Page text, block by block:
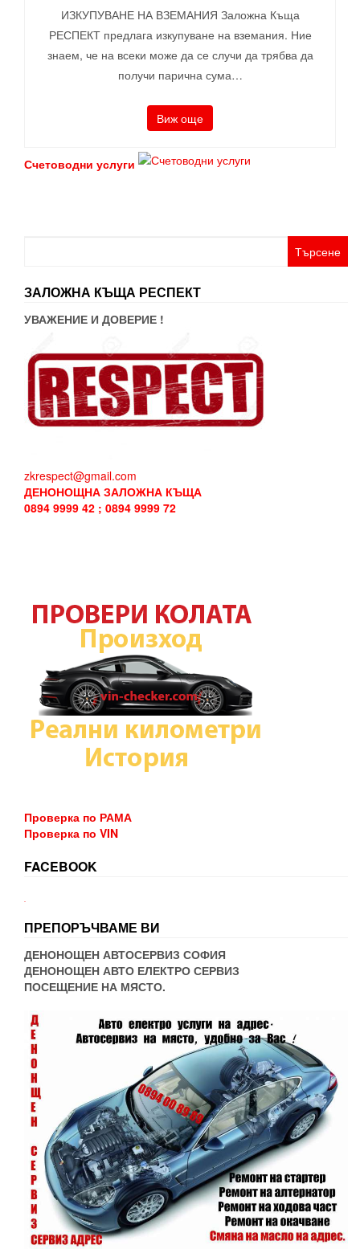
ИЗКУПУВАНЕ НА ВЗЕМАНИЯ Заложна Къща
РЕСПЕКТ предлага изкупуване на вземания. Ние
знаем, че на всеки може да се случи да трябва да
получи парична сума…
Виж още
Счетоводни услуги
ЗАЛОЖНА КЪЩА РЕСПЕКТ
УВАЖЕНИЕ И ДОВЕРИЕ !
zkrespect@gmail.com
ДЕНОНОЩНА ЗАЛОЖНА КЪЩА
0894 9999 42 ; 0894 9999 72
Проверка по РАМА
Проверка по VIN
FACEBOOK
ПРЕПОРЪЧВАМЕ ВИ
ДЕНОНОЩЕН АВТОСЕРВИЗ СОФИЯ
ДЕНОНОЩЕН АВТО ЕЛЕКТРО СЕРВИЗ
ПОСЕЩЕНИЕ НА МЯСТО.